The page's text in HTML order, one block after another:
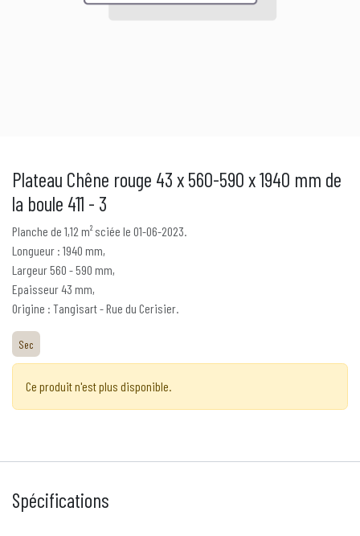
Plateau Chêne rouge 43 x 560-590 x 1940 mm de
la boule 411 - 3
Planche de 1,12 m² sciée le 01-06-2023.
Longueur : 1940 mm,
Largeur 560 - 590 mm,
Epaisseur 43 mm,
Origine : Tangisart - Rue du Cerisier.
Sec
Ce produit n'est plus disponible.
Spécifications